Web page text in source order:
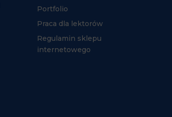
Portfolio
Praca dla lektorów
Regulamin sklepu
internetowego